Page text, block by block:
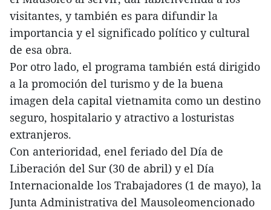
visitantes, y también es para difundir la
importancia y el significado político y cultural
de esa obra.
Por otro lado, el programa también está dirigido
a la promoción del turismo y de la buena
imagen dela capital vietnamita como un destino
seguro, hospitalario y atractivo a losturistas
extranjeros.
Con anterioridad, enel feriado del Día de
Liberación del Sur (30 de abril) y el Día
Internacionalde los Trabajadores (1 de mayo), la
Junta Administrativa del Mausoleomencionado